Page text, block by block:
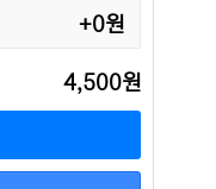
+0원
4,500원